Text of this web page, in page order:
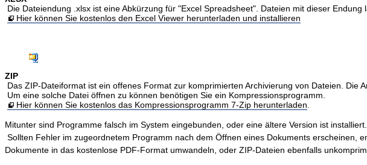
Die Dateiendung .xlsx ist eine Abkürzung für "Excel Spreadsheet". Dateien mit dieser
Hier können Sie kostenlos den Excel Viewer herunterladen und installieren
ZIP
Das ZIP-Dateiformat ist ein offenes Format zur komprimierten Archivierung von Dateien. Die
Um eine solche Datei öffnen zu können benötigen Sie ein Kompressionsprogramm.
Hier können Sie kostenlos das Kompressionsprogramm 7-Zip herunterladen.
Mitunter sind Programme falsch im System eingebunden, oder eine ältere Version ist installiert.
Sollten Fehler im zugeordnetem Programm nach dem Öffnen eines Dokuments erscheinen,
Dokumente in das kostenlose PDF-Format umwandeln, oder ZIP-Dateien ebenfalls